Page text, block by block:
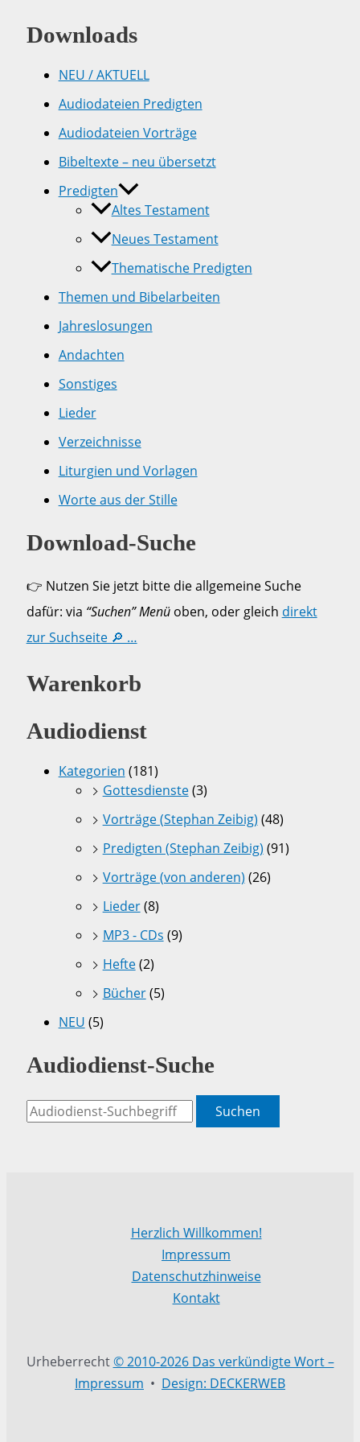
Downloads
NEU / AKTUELL
Audiodateien Predigten
Audiodateien Vorträge
Bibeltexte – neu übersetzt
Predigten
Altes Testament
Neues Testament
Thematische Predigten
Themen und Bibelarbeiten
Jahreslosungen
Andachten
Sonstiges
Lieder
Verzeichnisse
Liturgien und Vorlagen
Worte aus der Stille
Download-Suche
👉 Nutzen Sie jetzt bitte die allgemeine Suche
dafür: via “Suchen” Menüoben, oder gleich direkt
zur Suchseite 🔎 …
Warenkorb
Audiodienst
Kategorien (181)
Gottesdienste(3)
Vorträge (Stephan Zeibig) (48)
Predigten (Stephan Zeibig) (91)
Vorträge (von anderen) (26)
Lieder(8)
MP3 - CDs (9)
Hefte(2)
Bücher(5)
NEU (5)
Audiodienst-Suche
Suchen
Herzlich Willkommen!
Impressum
Datenschutzhinweise
Kontakt
Urheberrecht© 2010-2026 Das verkündigte Wort –
Impressum • Design: DECKERWEB